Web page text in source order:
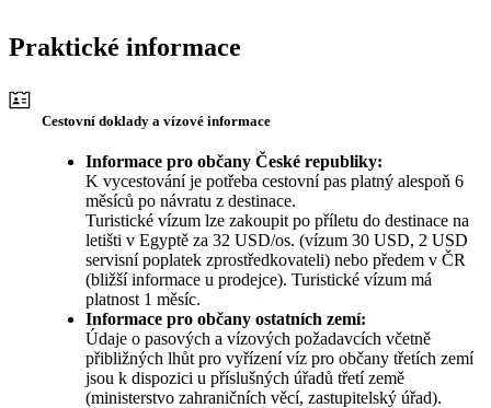
Praktické informace
Cestovní doklady a vízové informace
Informace pro občany České republiky:
K vycestování je potřeba cestovní pas platný alespoň 6
měsíců po návratu z destinace.
Turistické vízum lze zakoupit po příletu do destinace na
letišti v Egyptě za 32 USD/os. (vízum 30 USD, 2 USD
servisní poplatek zprostředkovateli) nebo předem v ČR
(bližší informace u prodejce). Turistické vízum má
platnost 1 měsíc.
Informace pro občany ostatních zemí:
Údaje o pasových a vízových požadavcích včetně
přibližných lhůt pro vyřízení víz pro občany třetích zemí
jsou k dispozici u příslušných úřadů třetí země
(ministerstvo zahraničních věcí, zastupitelský úřad).